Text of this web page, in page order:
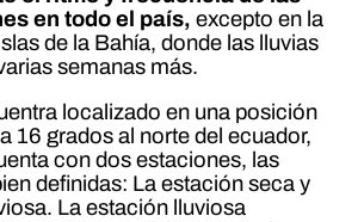
en todo el país, excepto en la
de la Bahía, donde las lluvias
semanas más.
localizado en una posición
16 grados al norte del ecuador,
con dos estaciones, las
definidas: La estación seca y
La estación lluviosa